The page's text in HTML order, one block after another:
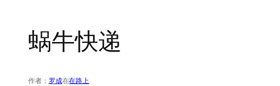
蜗牛快递
作者： 罗成在在路上